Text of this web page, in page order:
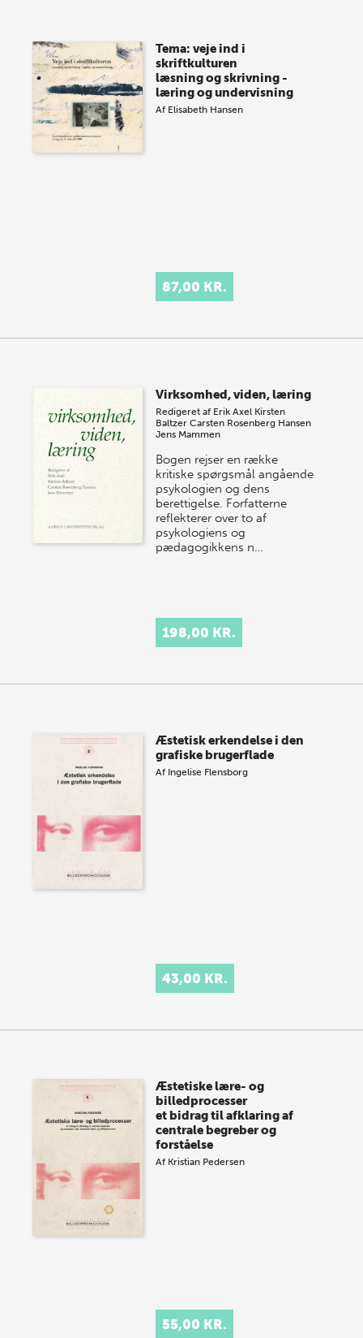
Tema: veje ind i
skriftkulturen
læsning og skrivning -
læring og undervisning
Af Elisabeth Hansen
87,00 KR.
Virksomhed, viden, læring
Redigeret af Erik Axel Kirsten
Baltzer Carsten Rosenberg Hansen
Jens Mammen
Bogen rejser en række
kritiske spørgsmål angående
psykologien og dens
berettigelse. Forfatterne
reflekterer over to af
psykologiens og
pædagogikkens n…
198,00 KR.
Æstetisk erkendelse i den
grafiske brugerflade
Af Ingelise Flensborg
43,00 KR.
Æstetiske lære- og
billedprocesser
et bidrag til afklaring af
centrale begreber og
forståelse
Af Kristian Pedersen
55,00 KR.